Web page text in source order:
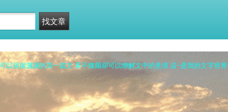
以揚揚灑灑的寫一篇文 看不懂圖卻可以瞭解文中的意境 這~是我的文字世界